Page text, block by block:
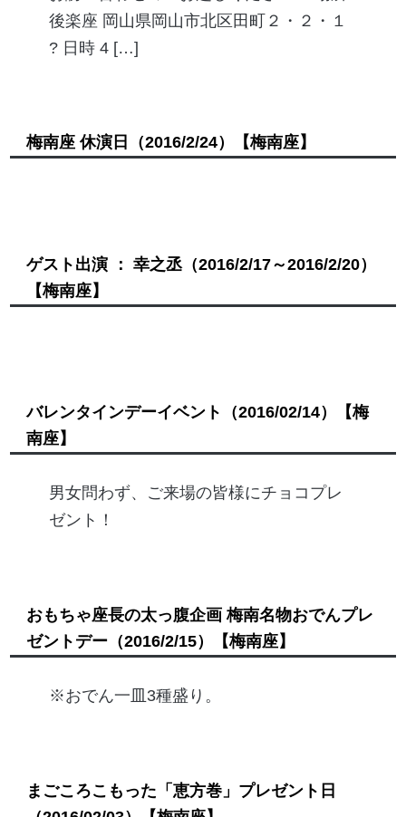
後楽座 岡山県岡山市北区田町２・２・１
? 日時 4 […]
梅南座 休演日 （2016/2/24） 【梅南座】
ゲスト出演 ： 幸之丞（2016/2/17～2016/2/20）
【梅南座】
バレンタインデーイベント （2016/02/14）
【梅
南座】
男女問わず、ご来場の皆様にチョコプレ
ゼント！
おもちゃ座長の太っ腹企画 梅南名物おでんプレ
ゼントデー（2016/2/15） 【梅南座】
※おでん一皿3種盛り。
まごころこもった「恵方巻」プレゼント日